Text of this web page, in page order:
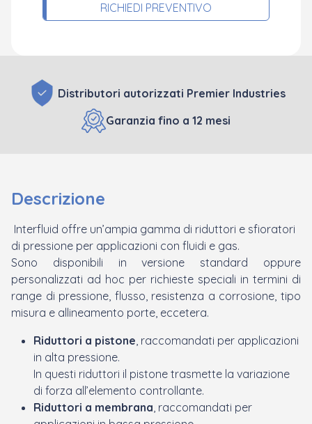
RICHIEDI PREVENTIVO
Distributori autorizzati Premier Industries
Garanzia fino a 12 mesi
Descrizione
Interfluid offre un’ampia gamma di riduttori e sfioratori
di pressione per applicazioni con fluidi e gas.
Sono disponibili in versione standard oppure
personalizzati ad hoc per richieste speciali in termini di
range di pressione, flusso, resistenza a corrosione, tipo
misura e allineamento porte, eccetera.
Riduttori a pistone , raccomandati per applicazioni
in alta pressione.
In questi riduttori il pistone trasmette la variazione
di forza all’elemento controllante.
Riduttori a membrana , raccomandati per